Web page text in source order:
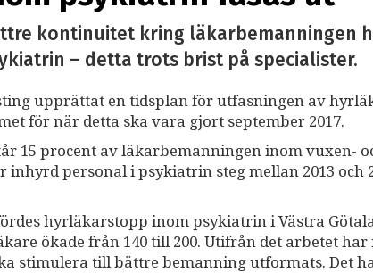
kontinuitet kring läkarbemanningen
– detta trots brist på specialister.
upprättat en tidsplan för utfasningen av
för när detta ska vara gjort september 2017.
15 procent av läkarbemanningen inom vuxen­-
inhyrd personal i psykiatrin steg mellan 2013 och
hyrläkarstopp inom psykiatrin i Väst­ra
ökade från 140 till 200. Utifrån det arbetet
stimulera till bättre bemanning utformats. Det